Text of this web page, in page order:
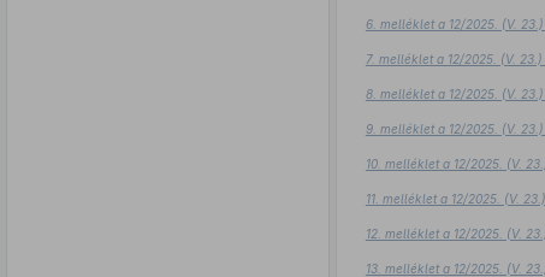
6. melléklet a 12/2025. (V.
7. melléklet a 12/2025. (V.
8. melléklet a 12/2025. (V.
9. melléklet a 12/2025. (V.
10. melléklet a 12/2025. (V.
11. melléklet a 12/2025. (V.
12. melléklet a 12/2025. (V.
13. melléklet a 12/2025. (V.